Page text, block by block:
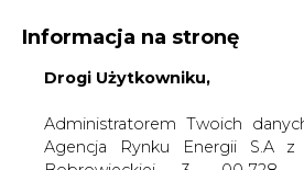
KONTAKT:
WYDAWCA PORTALU:
WYSOKI KONTRAST WIELKOŚĆ
Informacja na stronę
Drogi Użytkowniku,
Administratorem Twoich
Agencja Rynku Energii S.A